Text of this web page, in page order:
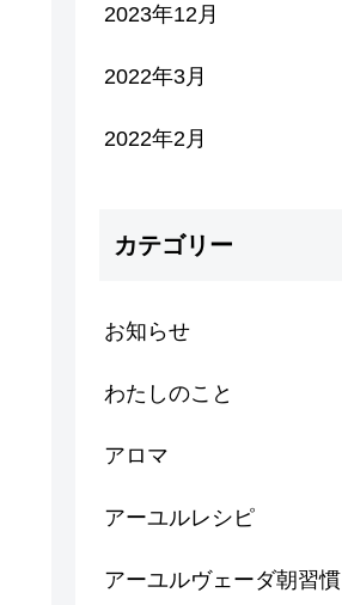
2023年12月
2022年3月
2022年2月
カテゴリー
お知らせ
わたしのこと
アロマ
アーユルレシピ
アーユルヴェーダ朝習慣